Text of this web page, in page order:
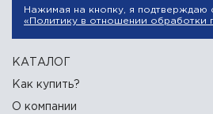
Нажимая на кнопку, я подтверждаю
«Политику в отношении обработки
КАТАЛОГ
Как купить?
О компании